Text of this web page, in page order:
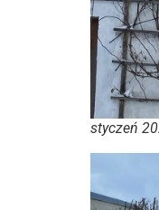
styczeń